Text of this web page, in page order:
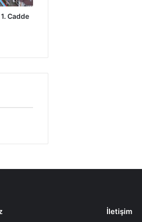
Cadde
İletişim